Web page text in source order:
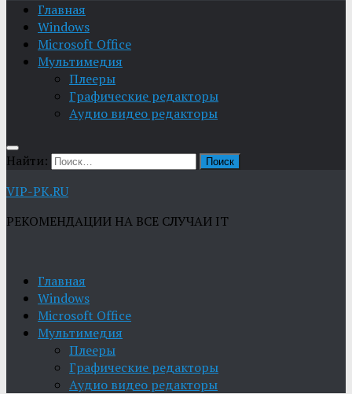
Главная
Windows
Microsoft Office
Мультимедия
Плееры
Графические редакторы
Aудио видео редакторы
Найти:
VIP-PK.RU
РЕКОМЕНДАЦИИ НА ВСЕ СЛУЧАИ IT
Главная
Windows
Microsoft Office
Мультимедия
Плееры
Графические редакторы
Aудио видео редакторы